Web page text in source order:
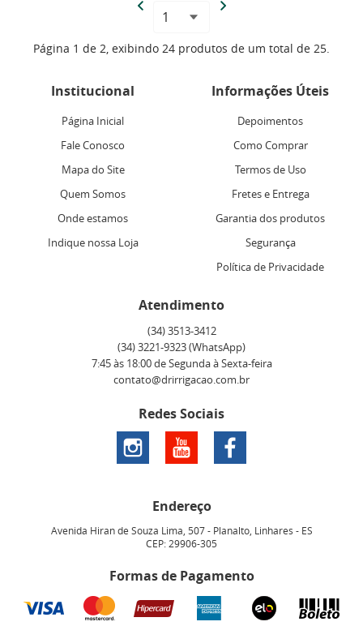
Página 1 de 2, exibindo 24 produtos de um total de 25.
Institucional
Página Inicial
Fale Conosco
Mapa do Site
Quem Somos
Onde estamos
Indique nossa Loja
Informações Úteis
Depoimentos
Como Comprar
Termos de Uso
Fretes e Entrega
Garantia dos produtos
Segurança
Política de Privacidade
Atendimento
(34)3513-3412
(34)3221-9323(WhatsApp)
7:45 às 18:00 de Segunda à Sexta-feira
contato@drirrigacao.com.br
Redes Sociais
Endereço
Avenida Hiran de Souza Lima, 507- Planalto, Linhares - ES
CEP: 29906-305
Formas de Pagamento